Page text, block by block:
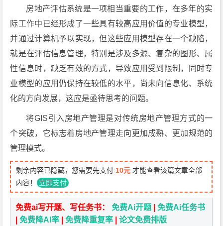
房地产评估系统是一项相当重要的工作，在多年的实
际工作中已经形成了一些具有较高应用价值的专业模型，
并通过计算机予以实现，但这些应用模型存在一个缺陷，
就是在评估信息管理，特别是涉及多源、复杂的图形、属
性信息时，缺乏有效的方式，导致应用受到限制，同时专
业模型的应用仍保持在较低的水平，尚未向信息化、系统
化的方向发展，这应是亟待思考的问题。
将GIS引入房地产管理是对传统房地产管理方式的一
个突破，它标志着房地产管理走向更加成熟、更加规范的
管理模式。
剩余内容已隐藏，您需要先支付 10元 才能查看该篇文章全部
内容！ 立即支付
免费ai写开题、写任务书：免费Ai开题 |免费Ai任务书
|免费降AI率 |免费降重复率 |论文免费排版